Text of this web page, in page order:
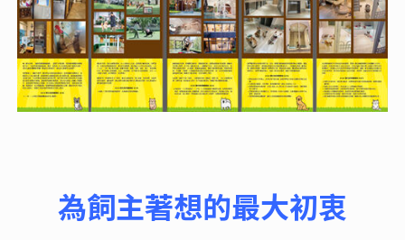
為飼主著想的最大初衷